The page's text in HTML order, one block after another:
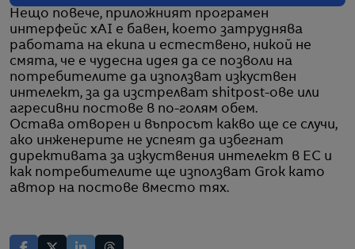
Нещо повече, приложният програмен
интерфейс xAI е бавен, което затруднява
работата на екипа и естествено, никой не
смята, че е чудесна идея да се позволи на
потребителите да използват изкуствен
интелект, за да изстрелват shitpost-ове или
агресивни постове в по-голям обем.
Остава отворен и въпросът какво ще се случи,
ако инженерите не успеят да избегнат
директивата за изкуствения интелект в ЕС и
как потребителите ще използват Grok като
автор на постове вместо тях.